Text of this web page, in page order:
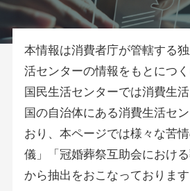
本情報は消費者庁が管轄する
活センターの情報をもとにつく
国民生活センターでは消費生
国の自治体にある消費生活セ
おり、本ページでは様々な苦
儀」「冠婚葬祭互助会におけ
から抽出をおこなっております